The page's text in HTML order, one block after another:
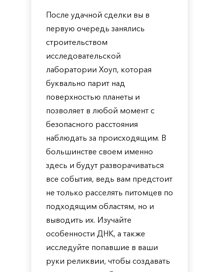
После удачной сделки вы в
первую очередь занялись
строительством
исследовательской
лаборатории Хоуп, которая
буквально парит над
поверхностью планеты и
позволяет в любой момент с
безопасного расстояния
наблюдать за происходящим. В
большинстве своем именно
здесь и будут разворачиваться
все события, ведь вам предстоит
не только расселять питомцев по
подходящим областям, но и
выводить их. Изучайте
особенности ДНК, а также
исследуйте попавшие в ваши
руки реликвии, чтобы создавать